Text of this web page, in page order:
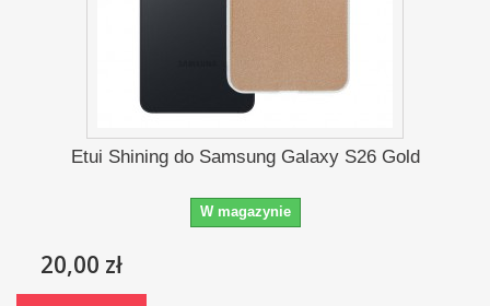
Etui Shining do Samsung Galaxy S26 Gold
W magazynie
20,00 zł